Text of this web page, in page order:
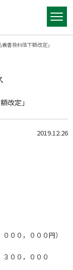
書換料値下額改定」
改定」
2019.12.26
００，０００円）
０，０００